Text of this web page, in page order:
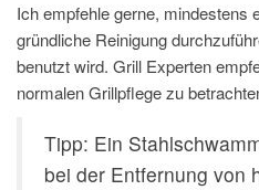
Ich empfehle gerne, mindestens
gründliche Reinigung
benutzt wird. Grill Experten
normalen Grillpflege zu
Tipp: Ein
bei der Entfernung von